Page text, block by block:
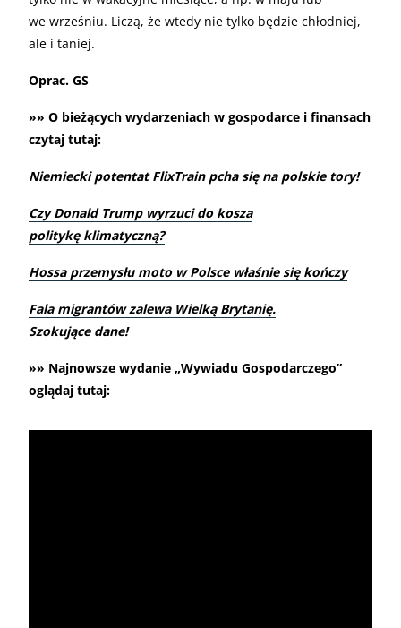
we wrześniu. Liczą, że wtedy nie tylko będzie chłodniej,
ale i taniej.
Oprac. GS
»» O bieżących wydarzeniach w gospodarce i finansach
czytaj tutaj:
Niemiecki potentat FlixTrain pcha się na polskie tory!
Czy Donald Trump wyrzuci do kosza
politykę klimatyczną?
Hossa przemysłu moto w Polsce właśnie się kończy
Fala migrantów zalewa Wielką Brytanię.
Szokujące dane!
»» Najnowsze wydanie „Wywiadu Gospodarczego”
oglądaj tutaj: